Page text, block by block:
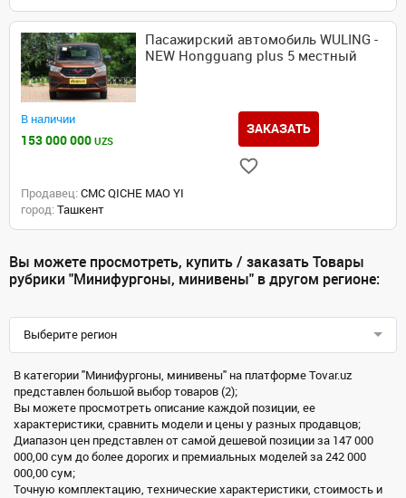
Пасажирский автомобиль WULING -
NEW Hongguang plus 5 местный
В наличии
153 000 000 UZS
ЗАКАЗАТЬ
Продавец: CMC QICHE MAO YI
город: Ташкент
Вы можете просмотреть, купить / заказать Товары
рубрики "Минифургоны, минивены" в другом регионе:
Выберите регион
В категории "Минифургоны, минивены" на платформе Tovar.uz
представлен большой выбор товаров (2);
Вы можете просмотреть описание каждой позиции, ее
характеристики, сравнить модели и цены у разных продавцов;
Диапазон цен представлен от самой дешевой позиции за 147 000
000,00 сум до более дорогих и премиальных моделей за 242 000
000,00 сум;
Точную комплектацию, технические характеристики, стоимость и